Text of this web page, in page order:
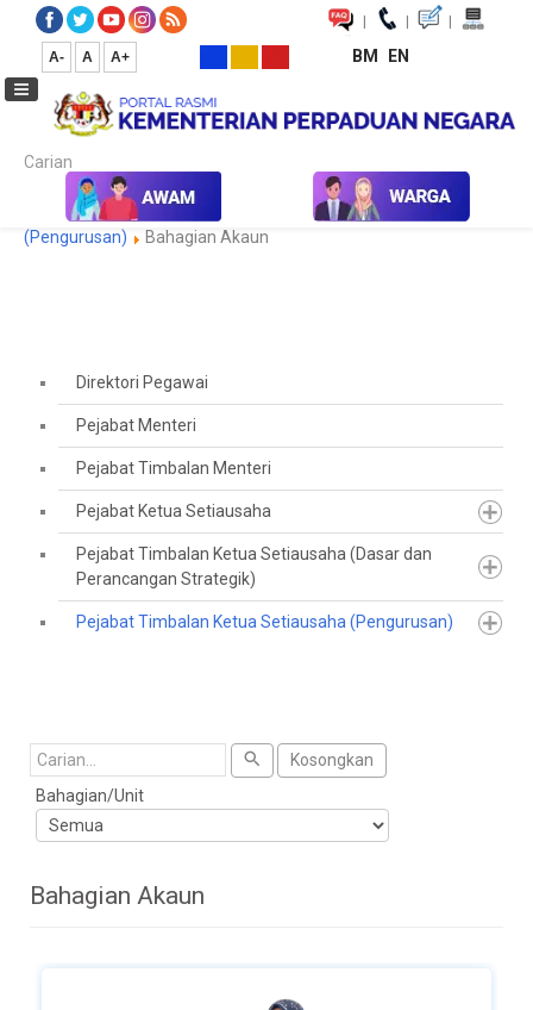
| | |
A- A A+ BM EN
Carian...
Laman Utama
Pejabat Timbalan Ketua Setiausaha
(Pengurusan)
Bahagian Akaun
Direktori Pegawai
Pejabat Menteri
Pejabat Timbalan Menteri
Pejabat Ketua Setiausaha
Pejabat Timbalan Ketua Setiausaha (Dasar dan
Perancangan Strategik)
Pejabat Timbalan Ketua Setiausaha (Pengurusan)
Cari
Kosongkan
Bahagian/Unit
Bahagian Akaun